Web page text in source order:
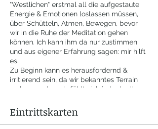
"Westlichen" erstmal all die aufgestaute
Energie & Emotionen loslassen müssen,
über Schütteln, Atmen, Bewegen, bevor
wir in die Ruhe der Meditation gehen
können. Ich kann ihm da nur zustimmen
und aus eigener Erfahrung sagen: mir hilft
es.
Zu Beginn kann es herausfordernd &
irritierend sein, da wir bekanntes Terrain
verlassen, danach fühlt sich jedoch alles
Die Meditation dauert 60 Minuten, die
Eintrittskarten